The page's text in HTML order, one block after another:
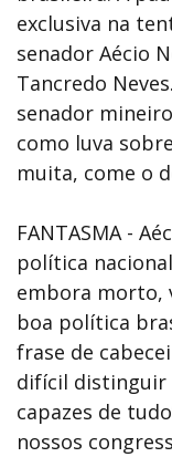
exclusiva na
senador Aécio
Tancredo
senador
como luva
muita, come o
FANTASMA -
política
embora morto,
boa política
frase de
difícil distinguir
capazes de
nossos